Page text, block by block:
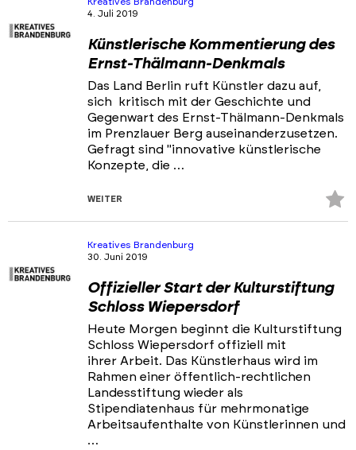
4. Juli 2019
Künstlerische Kommentierung des
Ernst-Thälmann-Denkmals
Das Land Berlin ruft Künstler dazu auf,
sich kritisch mit der Geschichte und
Gegenwart des Ernst-Thälmann-Denkmals
im Prenzlauer Berg auseinanderzusetzen.
Gefragt sind "innovative künstlerische
Konzepte, die …
WEITER
Kreatives Brandenburg
30. Juni 2019
Offizieller Start der Kulturstiftung
Schloss Wiepersdorf
Heute Morgen beginnt die Kulturstiftung
Schloss Wiepersdorf offiziell mit
ihrer Arbeit. Das Künstlerhaus wird im
Rahmen einer öffentlich-rechtlichen
Landesstiftung wieder als
Stipendiatenhaus für mehrmonatige
Arbeitsaufenthalte von Künstlerinnen und
…